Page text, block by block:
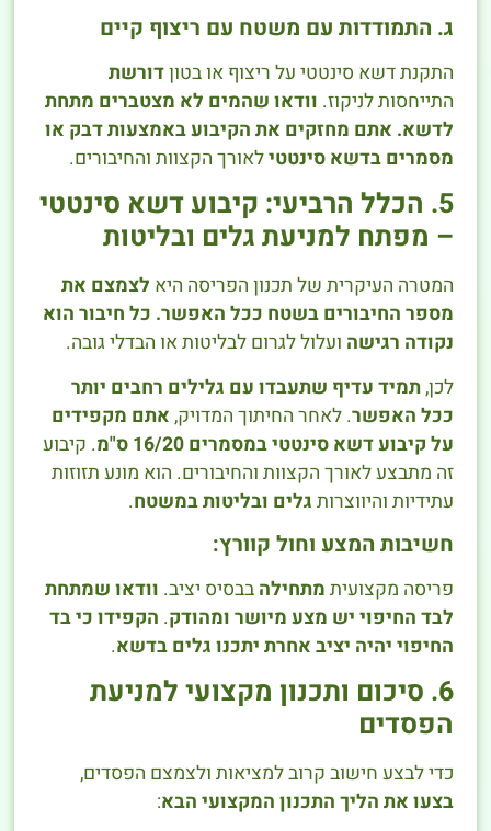
ג. התמודדות עם משטח עם ריצוף קיים
התקנת דשא סינטטי על ריצוף או בטוןדורשת
התייחסות לניקוז. וודאו שהמים לא מצטברים מתחת
לדשא. אתם מחזקים את הקיבוע באמצעות דבק או
מסמרים בדשא סינטטילאורך הקצוות והחיבורים.
5. הכלל הרביעי: קיבוע דשא סינטטי
– מפתח למניעת גלים ובליטות
המטרה העיקרית של תכנון הפריסה היא לצמצם את
מספר החיבורים בשטח ככל האפשר. כל חיבור הוא
נקודה רגישה ועלול לגרום לבליטות או הבדלי גובה.
לכן,תמיד עדיף שתעבדו עם גלילים רחבים יותר
ככל האפשר. לאחר החיתוך המדויק, אתם מקפידים
על קיבוע דשא סינטטי במסמרים 16/20 ס"מ
. קיבוע
זה מתבצע לאורך הקצוות והחיבורים. הוא מונע תזוזות
עתידיות והיווצרות גלים ובליטות במשטח.
חשיבות המצע וחול קוורץ:
פריסה מקצועית מתחילה בבסיס יציב. וודאו שמתחת
לבד החיפוי יש מצע מיושר ומהודק. הקפידו כי בד
החיפוי יהיה יציב אחרת יתכנו גלים בדשא.
6. סיכום ותכנון מקצועי למניעת
הפסדים
כדי לבצע חישוב קרוב למציאות ולצמצם הפסדים,
בצעו את הליך התכנון המקצועי הבא: